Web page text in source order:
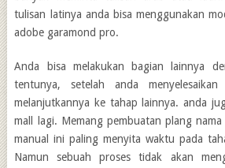
tulisan latinya anda bisa menggunakan
adobe garamond pro.
Anda bisa melakukan bagian lainnya
tentunya, setelah anda
melanjutkannya ke tahap lainnya. anda
mall lagi. Memang pembuatan plang
manual ini paling menyita waktu pada
Namun sebuah proses tidak akan